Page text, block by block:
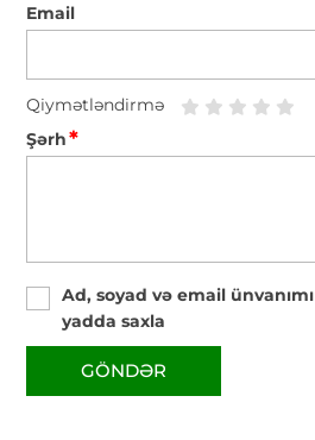
Email
Qiymətləndirmə
Şərh*
Ad, soyad və email
yadda saxla
GÖNDƏR